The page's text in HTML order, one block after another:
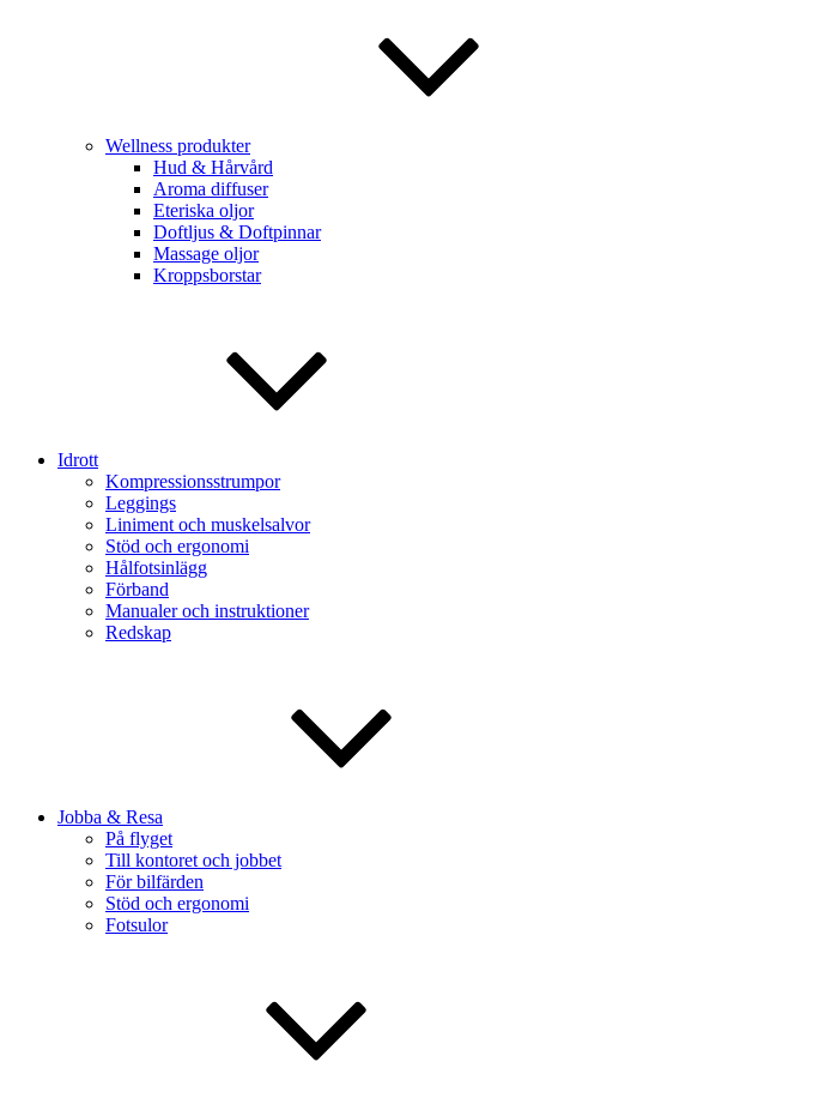
Wellness produkter
Hud & Hårvård
Aroma diffuser
Eteriska oljor
Doftljus & Doftpinnar
Massage oljor
Kroppsborstar
Idrott
Kompressionsstrumpor
Leggings
Liniment och muskelsalvor
Stöd och ergonomi
Hålfotsinlägg
Förband
Manualer och instruktioner
Redskap
Jobba & Resa
På flyget
Till kontoret och jobbet
För bilfärden
Stöd och ergonomi
Fotsulor